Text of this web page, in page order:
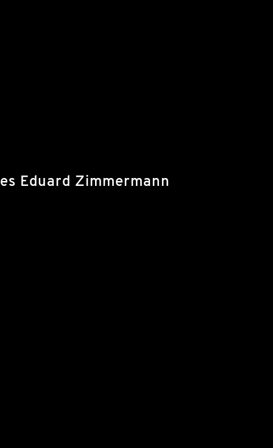
Eduard Zimmermann